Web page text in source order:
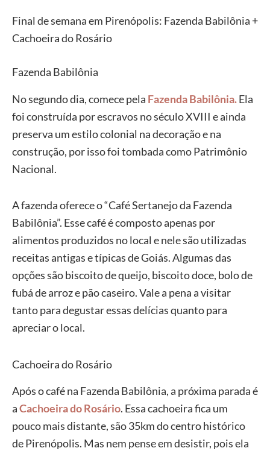
Final de semana em Pirenópolis: Fazenda Babilônia +
Cachoeira do Rosário
Fazenda Babilônia
No segundo dia, comece pela Fazenda Babilônia.Ela
foi construída por escravos no século XVIII e ainda
preserva um estilo colonial na decoração e na
construção, por isso foi tombada como Patrimônio
Nacional.
A fazenda oferece o “Café Sertanejo da Fazenda
Babilônia”. Esse café é composto apenas por
alimentos produzidos no local e nele são utilizadas
receitas antigas e típicas de Goiás. Algumas das
opções são biscoito de queijo, biscoito doce, bolo de
fubá de arroz e pão caseiro. Vale a pena a visitar
tanto para degustar essas delícias quanto para
apreciar o local.
Cachoeira do Rosário
Após o café na Fazenda Babilônia, a próxima parada é
aCachoeira do Rosário. Essa cachoeira fica um
pouco mais distante, são 35km do centro histórico
de Pirenópolis. Mas nem pense em desistir, pois ela